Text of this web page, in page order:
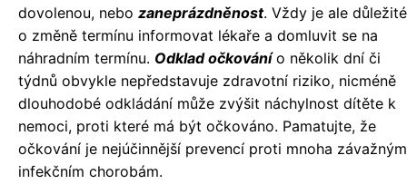
dovolenou, nebo zaneprázdněnost. Vždy je ale důležité
o změně termínu informovat lékaře a domluvit se na
náhradním termínu. Odklad očkovánío několik dní či
týdnů obvykle nepředstavuje zdravotní riziko, nicméně
dlouhodobé odkládání může zvýšit náchylnost dítěte k
nemoci, proti které má být očkováno. Pamatujte, že
očkování je nejúčinnější prevencí proti mnoha závažným
infekčním chorobám.